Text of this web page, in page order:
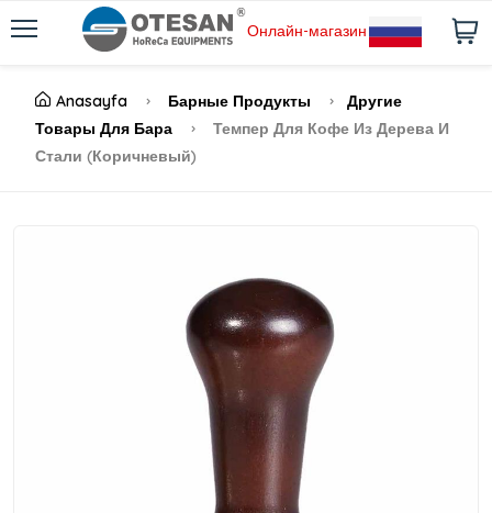
Онлайн-магазин
Anasayfa Барные Продукты
Другие
Товары Для Бара
Темпер Для Кофе Из Дерева И
Стали (Коричневый)